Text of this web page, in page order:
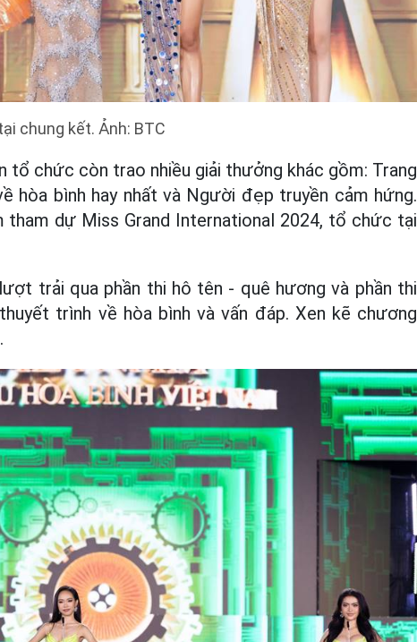
chung kết. Ảnh: BTC
tổ chức còn trao nhiều giải thưởng khác gồm: Trang
hòa bình hay nhất và Người đẹp truyền cảm hứng.
tham dự Miss Grand International 2024, tổ chức tại
trải qua phần thi hô tên - quê hương và phần thi
trình về hòa bình và vấn đáp. Xen kẽ chương